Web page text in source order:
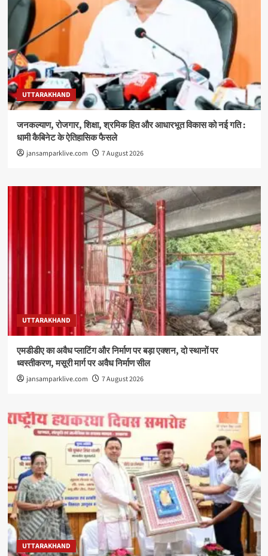
UTTARAKHAND
जनकल्याण, रोजगार, शिक्षा, श्रमिक हित और आधारभूत विकास को नई गति :
धामी कैबिनेट के ऐतिहासिक फैसले
jansamparklive.com 7 August 2026
UTTARAKHAND
एमडीडीए का अवैध प्लाटिंग और निर्माण पर बड़ा एक्शन, दो स्थानों पर
ध्वस्तीकरण, मसूरी मार्ग पर अवैध निर्माण सील
jansamparklive.com 7 August 2026
UTTARAKHAND